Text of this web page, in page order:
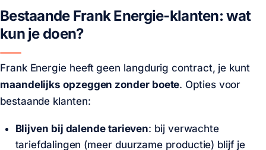
Bestaande Frank Energie-klanten: wat
kun je doen?
Frank Energie heeft geen langdurig contract, je kunt
maandelijks opzeggen zonder boete. Opties voor
bestaande klanten:
Blijven bij dalende tarieven: bij verwachte
tariefdalingen (meer duurzame productie) blijf je